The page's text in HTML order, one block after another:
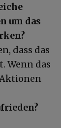
um das
dass das
Wenn das